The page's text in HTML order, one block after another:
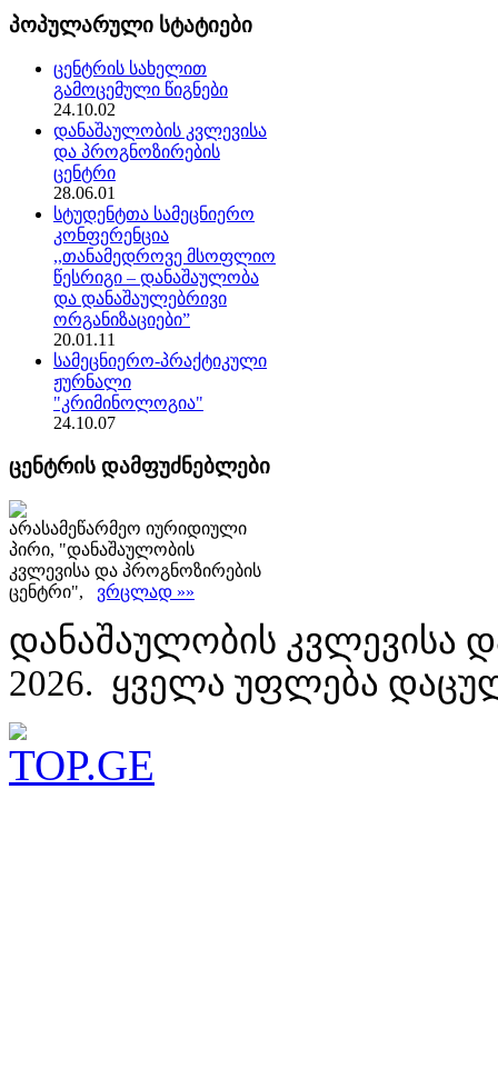
პოპულარული სტატიები
ცენტრის სახელით
გამოცემული წიგნები
24.10.02
დანაშაულობის კვლევისა
და პროგნოზირების
ცენტრი
28.06.01
სტუდენტთა სამეცნიერო
კონფერენცია
,,თანამედროვე მსოფლიო
წესრიგი – დანაშაულობა
და დანაშაულებრივი
ორგანიზაციები”
20.01.11
სამეცნიერო-პრაქტიკული
ჟურნალი
"კრიმინოლოგია"
24.10.07
ცენტრის დამფუძნებლები
არასამეწარმეო იურიდიული
პირი, "დანაშაულობის
კვლევისა და პროგნოზირების
ცენტრი", ვრცლად »»
დანაშაულობის კვლევისა
2026. ყველა უფლება